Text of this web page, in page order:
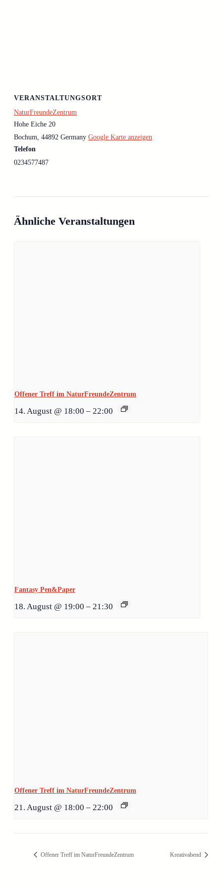
VERANSTALTUNGSORT
NaturFreundeZentrum
Hohe Eiche 20
Bochum, 44892 Germany Google Karte anzeigen
Telefon
0234577487
Ähnliche Veranstaltungen
Offener Treff im NaturFreundeZentrum
14. August @ 18:00 – 22:00
Fantasy Pen&Paper
18. August @ 19:00 – 21:30
Offener Treff im NaturFreundeZentrum
21. August @ 18:00 – 22:00
Offener Treff im NaturFreundeZentrum Kreativabend